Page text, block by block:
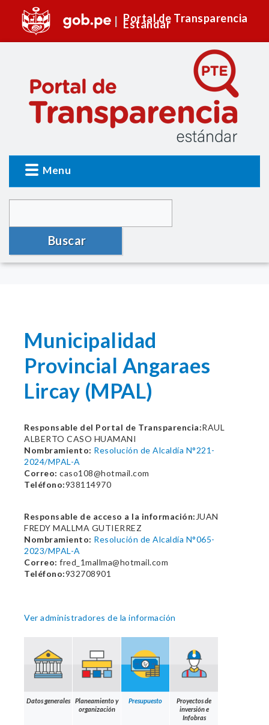
Portal de Transparencia
Estándar
Menu
Buscar
Municipalidad
Provincial Angaraes
Lircay (MPAL)
Responsable del Portal de Transparencia:RAUL
ALBERTO CASO HUAMANI
Nombramiento: Resolución de Alcaldía N°221-
2024/MPAL-A
Correo: caso108@hotmail.com
Teléfono:938114970
Responsable de acceso a la información: JUAN
FREDY MALLMA GUTIERREZ
Nombramiento: Resolución de Alcaldía N°065-
2023/MPAL-A
Correo: fred_1mallma@hotmail.com
Teléfono:932708901
Ver administradores de la información
Datos generales
Planeamiento y
organización
Presupuesto
Proyectos de
inversión e
Infobras